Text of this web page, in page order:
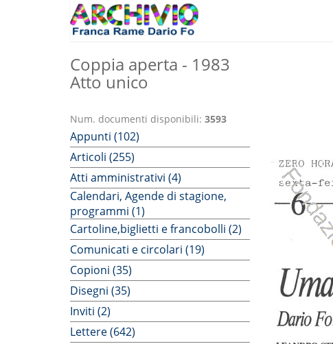
Coppia aperta - 1983
Atto unico
Num. documenti disponibili: 3593
Appunti (102)
Articoli (255)
Atti amministrativi (4)
Calendari, Agende di stagione,
programmi (1)
Cartoline,biglietti e francobolli (2)
Comunicati e circolari (19)
Copioni (35)
Disegni (35)
Inviti (2)
Lettere (642)